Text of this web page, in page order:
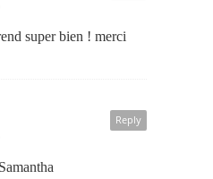
super bien ! merci
Reply